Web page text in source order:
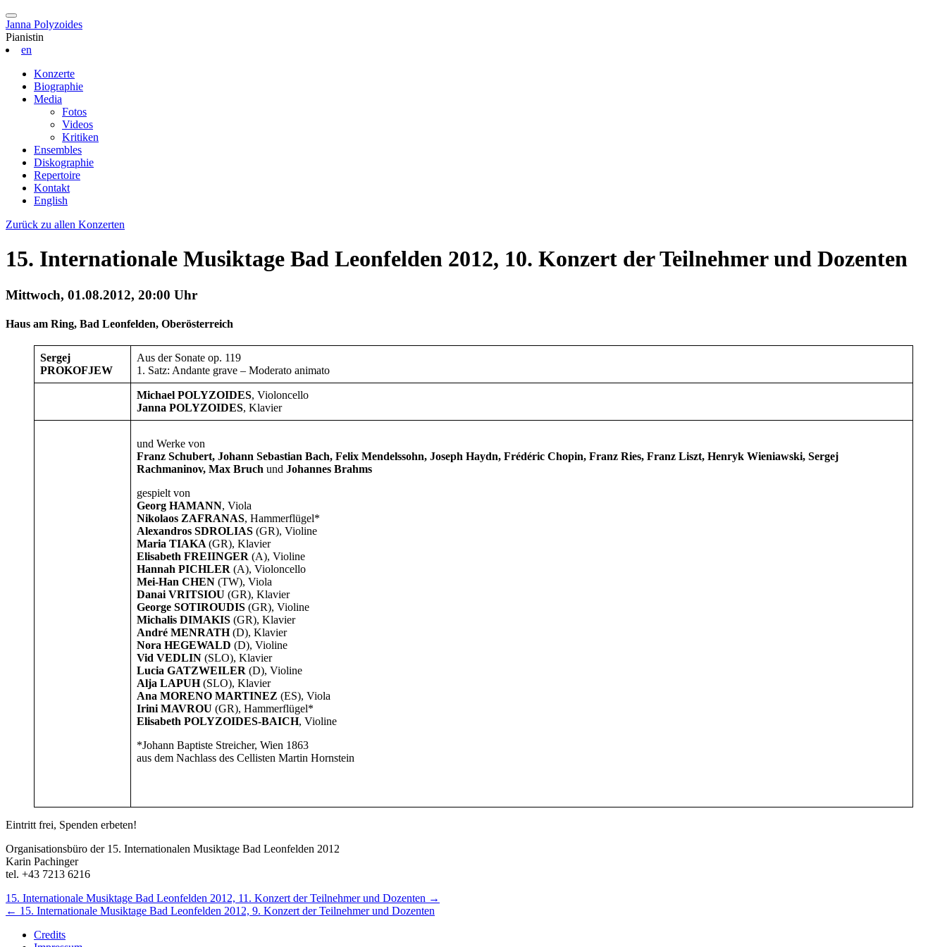
Janna Polyzoides
Pianistin
en
Konzerte
Biographie
Media
Fotos
Videos
Kritiken
Ensembles
Diskographie
Repertoire
Kontakt
English
Zurück zu allen Konzerten
15. Internationale Musiktage Bad Leonfelden 2012, 10. Konzert der Teilnehmer und Dozenten
Mittwoch, 01.08.2012, 20:00 Uhr
Haus am Ring, Bad Leonfelden, Oberösterreich
Sergej
PROKOFJEW
Aus der Sonate op. 119
1. Satz: Andante grave – Moderato animato
Michael POLYZOIDES, Violoncello
Janna POLYZOIDES, Klavier
und Werke von
Franz Schubert, Johann Sebastian Bach, Felix Mendelssohn, Joseph Haydn, Frédéric Chopin, Franz Ries, Franz Liszt, Henryk Wieniawski, Sergej
Rachmaninov, Max Bruch und Johannes Brahms
gespielt von
Georg HAMANN, Viola
Nikolaos ZAFRANAS, Hammerflügel*
Alexandros SDROLIAS (GR), Violine
Maria TIAKA(GR), Klavier
Elisabeth FREIINGER (A), Violine
Hannah PICHLER (A), Violoncello
Mei-Han CHEN (TW), Viola
Danai VRITSIOU (GR), Klavier
George SOTIROUDIS (GR), Violine
Michalis DIMAKIS (GR), Klavier
André MENRATH(D), Klavier
Nora HEGEWALD (D), Violine
Vid VEDLIN (SLO), Klavier
Lucia GATZWEILER (D), Violine
Alja LAPUH(SLO), Klavier
Ana MORENO MARTINEZ (ES), Viola
Irini MAVROU (GR), Hammerflügel*
Elisabeth POLYZOIDES-BAICH, Violine
*Johann Baptiste Streicher, Wien 1863
aus dem Nachlass des Cellisten Martin Hornstein
Eintritt frei, Spenden erbeten!
Organisationsbüro der 15. Internationalen Musiktage Bad Leonfelden 2012
Karin Pachinger
tel. +43 7213 6216
Nächstes/Vorheriges
Konzert
15. Internationale Musiktage Bad Leonfelden 2012, 11. Konzert der Teilnehmer und Dozenten →
← 15. Internationale Musiktage Bad Leonfelden 2012, 9. Konzert der Teilnehmer und Dozenten
Credits